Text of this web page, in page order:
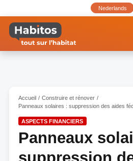
contenu
principal
Nederlands
Accueil
Construire et rénover
Panneaux solaires : suppression des aides
ASPECTS FINANCIERS
Panneaux
suppression